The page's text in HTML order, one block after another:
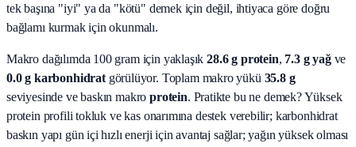
tek başına "iyi" ya da "kötü" demek için değil, ihtiyaca göre doğru
bağlamı kurmak için okunmalı.
Makro dağılımda 100 gram için yaklaşık28.6g protein, 7.3g yağve
0.0g karbonhidratgörülüyor. Toplam makro yükü 35.8g
seviyesinde ve baskın makro protein. Pratikte bu ne demek? Yüksek
protein profili tokluk ve kas onarımına destek verebilir; karbonhidrat
baskın yapı gün içi hızlı enerji için avantaj sağlar; yağın yüksek olması